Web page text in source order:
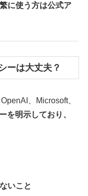
に使う方は公式ア
ーは大丈夫？
、Microsoft、
を明示しており、
いこと